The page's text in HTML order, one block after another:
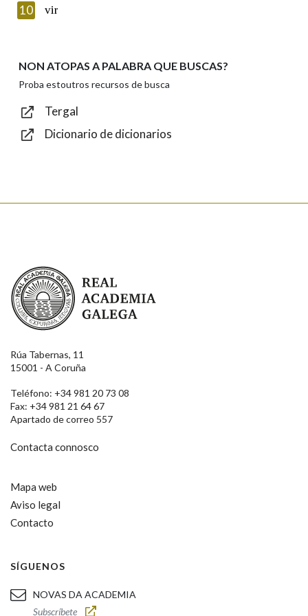
Introduce o código que aparece na imaxe:
Texto de verificación
10 vir
NON ATOPAS A PALABRA QUE BUSCAS?
Proba estoutros recursos de busca
Tergal
Dicionario de dicionarios
Real Academia Galega
Rúa Tabernas, 11
15001 - A Coruña
Teléfono: +34 981 20 73 08
Fax: +34 981 21 64 67
Apartado de correo 557
Contacta connosco
Mapa web
Aviso legal
Contacto
SÍGUENOS
NOVAS DA ACADEMIA
Subscríbete